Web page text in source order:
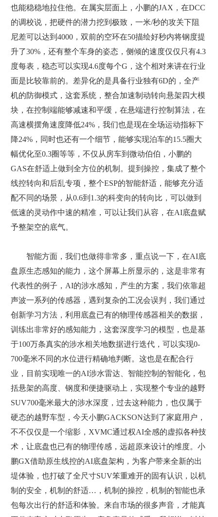
也能稳稳地拉住他。在属实层面上，小鹏的JAX，在DCC
的调校说，把硬件的潜力挖到极致，一米/秒的攻关下阻
尼差可以达到4000，双前的空环在50描绘好秒内将钢度提
升了30%，还有整个车身的姿态，侧倾的速度仅仅只有4.3
度每表，稳态可以实现4.6度每个G，这个相对来讲在行业
面是比较靠前的。差异化的是具备行业独有6D的，全产
机的防御模式，这套系统，整合加速制动转向悬架四大模
块，在控制端能够减速和平缓，在悬端进行控制算法，在
高速横摆角速度降低24%，我们也是现在全场运动指标下
降24%，同时也还有一个细节，能够实现泊车的15.5圈大
幅优化至0.3圈等等，不仅从房车到微动伯伯，小鹏的
GAS在舒适上做到全方位的机制。提到操控，集成了整个
线控转向和后乱专项，整个ESP的智能舒适，能够充分适
配不同的场景，从0.6到1.3的科变向的转向比，可以做到
低速的灵动作中速的精准，可以让我们从容，在AI底盘赋
予整架空的底气。
智能方面，我们也做得非常多，重点说一下，在AI底
盘原生态感知的能力，这个屏幕上所显示的，这是非常有
代表性的例子，AI的涉水感知，产生的方案，我们依靠超
声波一系列的传感器，遇到复杂的工况会误判，我们通过
创新学习方法，利用底盘已有的物理传感器相关的数据，
训练出非常好的感知能力，这套深度学习的模型，也是基
于100万条真实的涉水相关地数据进行迭代，可以实现0-
700毫米不同的水位进行精确地判断。这也是在配合行
业，目前实现唯一的AI涉水雷达、智能控制的智能化，包
括悬架的高度、钢度和便捷驱动上，实现整个专业的越野
SUV700毫米最大的涉水深度，过去这种能力，也仅属于
硬态的越野车型，今天小鹏GACKSON达到了家庭用户，
不不仅仅是一个缩影，XVMC通过权AI全感的虚拟各种技
术，让底盘也已有的物理传感，远超原来设计的维度。小
鹏GX借助原生线控的AI底盘架构，为客户带来全新的出
堤体验，也打破了全尺寸SUV笨重难开的固有认识，以机
制的安全，机制的舒适…，机制的操控，机制的智能也承
包每次出行的舒适和体验。来自市场的很多声音，才能真